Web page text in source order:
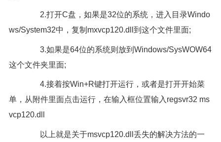
2.打开C盘，如果是32位的系统，进入目录Windo
ws/System32中，复制mxvcp120.dll到这个文件里面;
3.如果是64位的系统则放到Windows/SysWOW64
这个文件夹里面;
4.接着按Win+R键打开运行，或者是打开开始菜
单，从附件里面点击运行，在输入框位置输入regsvr32 ms
vcp120.dll
以上就是关于msvcp120.dll丢失的解决方法的一